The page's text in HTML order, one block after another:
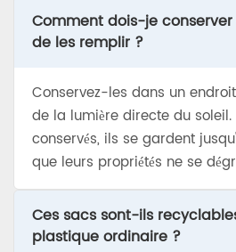
Comment dois-je
de les remplir ?
Conservez-les dans un
de la lumière directe du
conservés, ils se gardent
que leurs propriétés ne se
Ces sacs sont-ils
plastique ordinaire ?